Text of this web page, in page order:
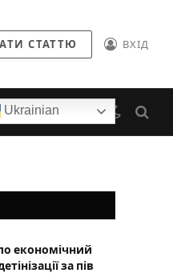
СТАТТЮ ВХІД
Ukrainian
економічний
за пів